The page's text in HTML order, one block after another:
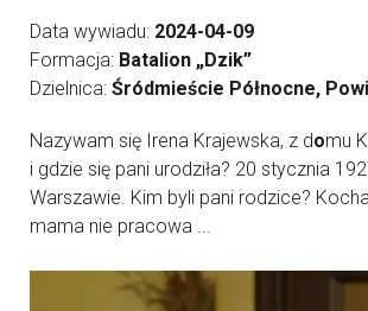
Data wywiadu: 2024-04-09
Formacja: Batalion „Dzik”
Dzielnica: Śródmieście Północne,
Nazywam się Irena Krajewska, z domu
i gdzie się pani urodziła? 20 stycznia
Warszawie. Kim byli pani rodzice?
mama nie pracowa ...